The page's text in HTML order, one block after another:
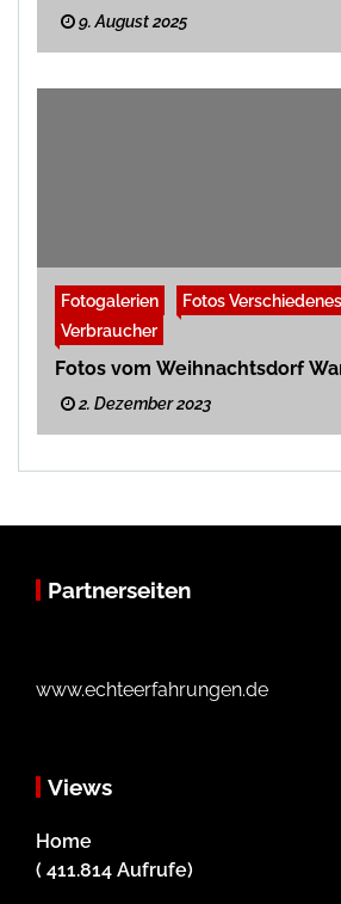
9. August 2025
Fotogalerien Fotos Verschiedenes
Verbraucher
Fotos vom Weihnachtsdorf
2. Dezember 2023
Partnerseiten
www.echteerfahrungen.de
Views
Home
( 411.814 Aufrufe)